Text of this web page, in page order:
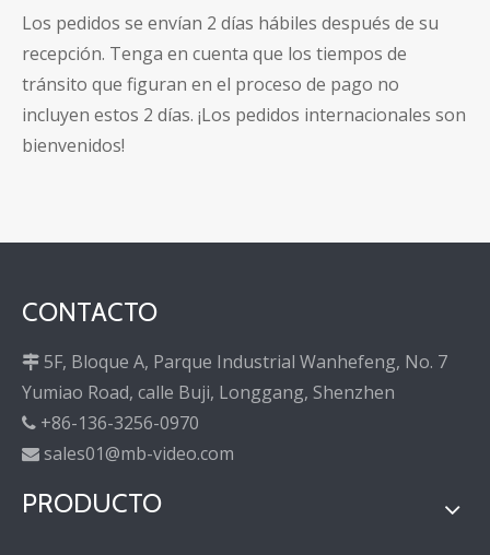
Los pedidos se envían 2 días hábiles después de su
recepción. Tenga en cuenta que los tiempos de
tránsito que figuran en el proceso de pago no
incluyen estos 2 días. ¡Los pedidos internacionales son
bienvenidos!
CONTACTO
 5F, Bloque A, Parque Industrial Wanhefeng, No. 7
Yumiao Road, calle Buji, Longgang, Shenzhen
 +86-136-3256-0970
 sales01@mb-video.com
PRODUCTO